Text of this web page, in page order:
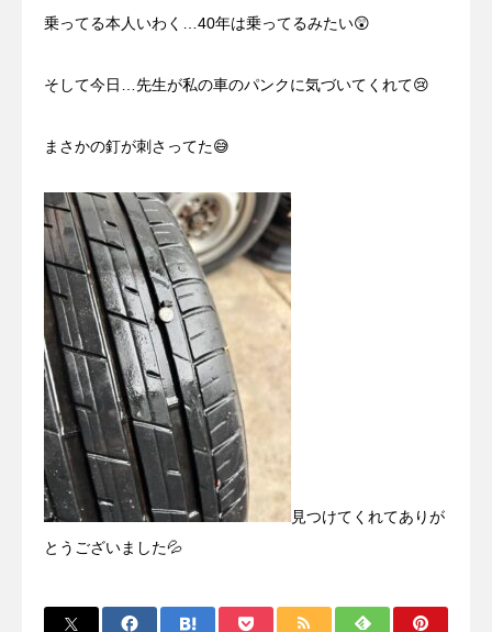
乗ってる本人いわく…40年は乗ってるみたい😲
そして今日…先生が私の車のパンクに気づいてくれて😢
まさかの釘が刺さってた😅
見つけてくれてありが
とうございました💦